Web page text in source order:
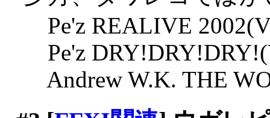
Pe'z REALIVE
Pe'z
Andrew W.K. THE